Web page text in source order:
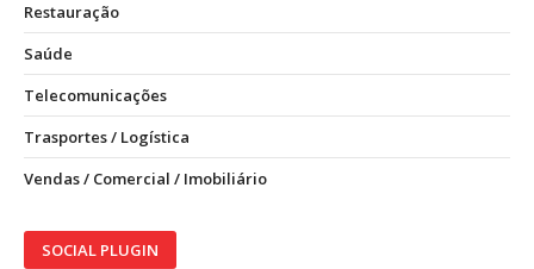
Restauração
Saúde
Telecomunicações
Trasportes / Logística
Vendas / Comercial / Imobiliário
SOCIAL PLUGIN